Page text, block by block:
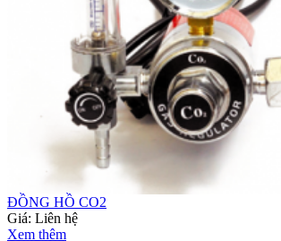
ĐỒNG HỒ CO2
Giá: Liên hệ
Xem thêm